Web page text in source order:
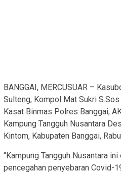
BANGGAI, MERCUSUAR –
Sulteng, Kompol Mat Sukri
Kasat Binmas Polres Banggai,
Kampung Tangguh Nusantara
Kintom, Kabupaten Banggai,
“Kampung Tangguh Nusantara
pencegahan penyebaran Covid-